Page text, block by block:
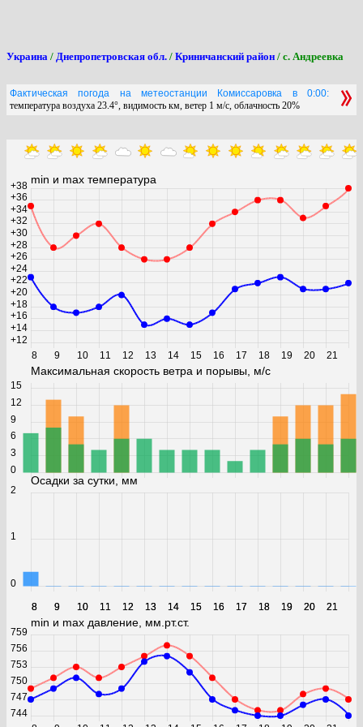
Украина / Днепропетровская обл. / Криничанский район / с. Андреевка
Фактическая погода на метеостанции Комиссаровка в 0:00:
температура воздуха 23.4°, видимость км, ветер 1 м/с, облачность 20%
min и max температура
8 9 10 11 12 13 14 15 16 17 18 19 20 21
+12
+14
+16
+18
+20
+22
+24
+26
+28
+30
+32
+34
+36
+38
Максимальная скорость ветра и порывы, м/с
8 9 10 11 12 13 14 15 16 17 18 19 20 21
0
3
6
9
12
15
Осадки за сутки, мм
8 9 10 11 12 13 14 15 16 17 18 19 20 21
0
1
2
min и max давление, мм.рт.ст.
744
747
750
753
756
759